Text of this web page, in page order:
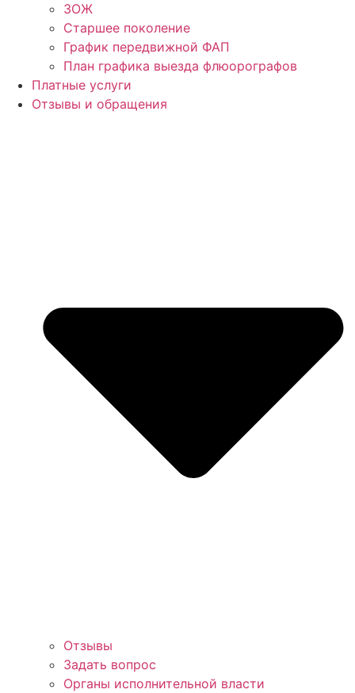
ЗОЖ
Старшее поколение
График передвижной ФАП
План графика выезда флюорографов
Платные услуги
Отзывы и обращения
Отзывы
Задать вопрос
Органы исполнительной власти